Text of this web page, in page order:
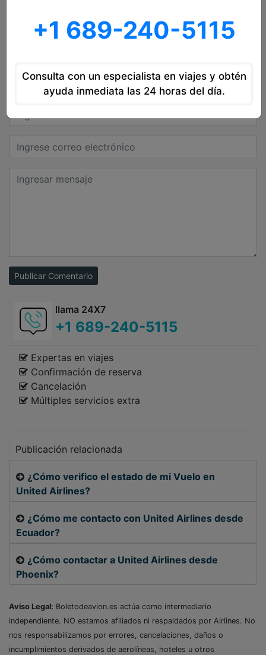
responderá a su correo electrónico muy pronto.
Deja tu Reseña
Publicar Comentario
llama 24X7
+1 689-240-5115
Expertas en viajes
Confirmación de reserva
Cancelación
Múltiples servicios extra
Publicación relacionada
¿Cómo verifico el estado de mi Vuelo en
United Airlines?
¿Cómo me contacto con United Airlines desde
Ecuador?
¿Cómo contactar a United Airlines desde
Phoenix?
Aviso Legal: Boletodeavion.es actúa como intermediario
independiente. NO estamos afiliados ni respaldados por Airlines. No
nos responsabilizamos por errores, cancelaciones, daños o
incumplimientos derivados de aerolíneas, hoteles u otros
+1 689-240-5115
Consulta con un especialista en viajes y obtén
ayuda inmediata las 24 horas del día.